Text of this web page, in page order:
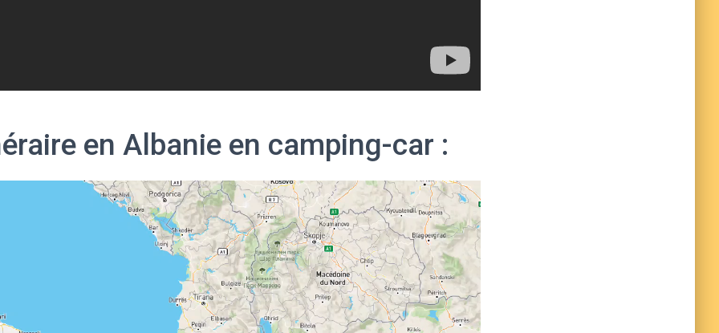
en Albanie en camping-car :